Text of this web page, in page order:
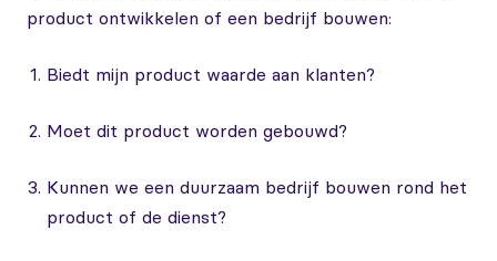
product ontwikkelen of een bedrijf bouwen:
Biedt mijn product waarde aan klanten?
Moet dit product worden gebouwd?
Kunnen we een duurzaam bedrijf bouwen rond het
product of de dienst?